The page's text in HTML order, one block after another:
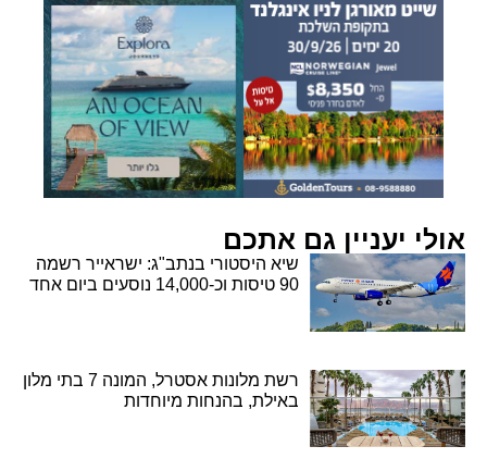
אולי יעניין גם אתכם
שיא היסטורי בנתב"ג: ישראייר רשמה
90 טיסות וכ-14,000 נוסעים ביום אחד
רשת מלונות אסטרל, המונה 7 בתי מלון
באילת, בהנחות מיוחדות